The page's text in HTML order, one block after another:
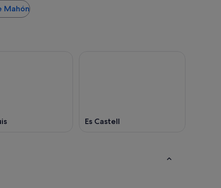
Mahón
Es Castell